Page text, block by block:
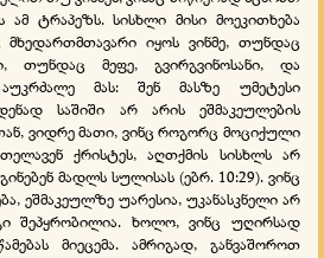
ტრაპეზს. სისხლი მისი მოეკითხება
იყოს ვინმე, თუნდაც
თუნდაც მეფე, გვირგვინოსანი, და
მას: შენ მასზე უმეტესი
საშიში არ არის ეშმაკეულების
ვიდრე მათი, ვინც როგორც მოციქული
ქრისტეს, აღთქმის სისხლს არ
მადლს სულისას (ებრ. 10:29). ვინც
ეშმაკეულზე უარესია, უკანასკნელი არ
შეპყრობილია. ხოლო, ვინც უღირსად
მიეცემა. ამრიგად, განვაშოროთ